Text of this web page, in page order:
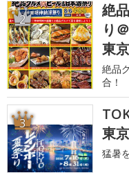
2
絶
り
東
絶品
合！
3
東
猛暑